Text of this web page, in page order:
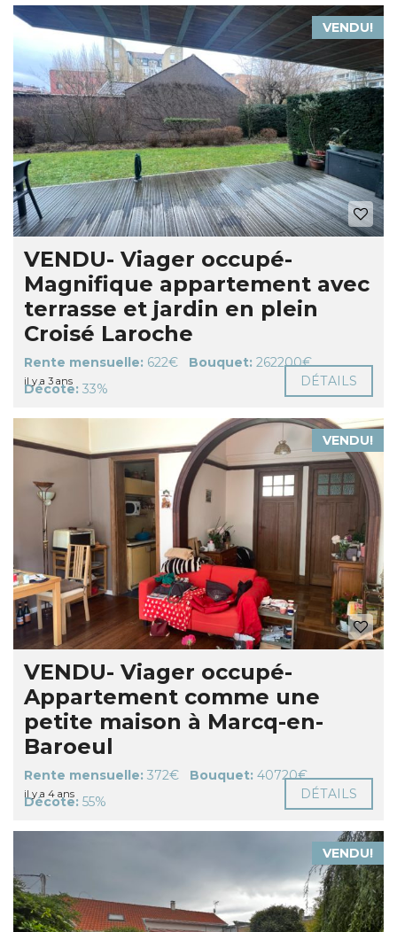
VENDU!
VENDU- Viager occupé-
Magnifique appartement avec
terrasse et jardin en plein
Croisé Laroche
Rente mensuelle: 622€ Bouquet: 262200€
Décote: 33%
il y a 3 ans DÉTAILS
VENDU!
VENDU- Viager occupé-
Appartement comme une
petite maison à Marcq-en-
Baroeul
Rente mensuelle: 372€ Bouquet: 40720€
Décote: 55%
il y a 4 ans DÉTAILS
VENDU!